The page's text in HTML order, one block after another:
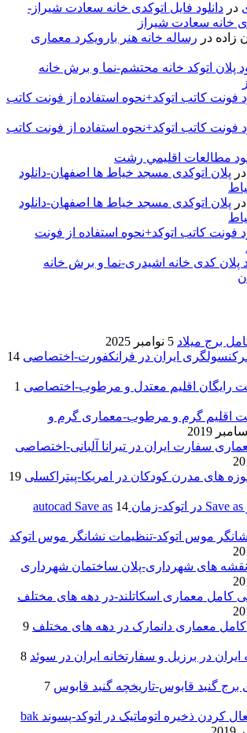
در دانلود فایل اتوکدی خانه سعادت شیراز-
خانه سعادت شیراز
زاده در رساله خانه هنر بارویکرد معماری
پلان اتوکد خانه محتشم-نما و برش خانه
فونت کاتب اتوکد+نحوه استفاده از فونت کاتب
فونت کاتب اتوکد+نحوه استفاده از فونت کاتب
مطالعات اقليمي رشت
در پلان اتوکدی مسجد خیاط ها اصفهان-دانلود
در پلان اتوکدی مسجد خیاط ها اصفهان-دانلود
فونت کاتب اتوکد+نحوه استفاده از فونت
پلان کدی خانه اشیدری-نما و برش خانه
برج میلاد 5 نوامبر 2025
ایران در فرانکفورت-اختصاصی 14
رایگان اقلیم معتدل و مرطوب-اختصاصی 1
اقلیم گرم و مرطوب-معماری گرم و
سفارت ایران در تیرانا آلبانی-اختصاصی
های مدرن کودکان در امریکا-پیتراکسلی 19
14
موس اتوکد-تنظیمات نشانگر موس اتوکد
نقشه های شهرداری-پلان ساختمان شهرداری
کامل معماری اسکاتلند-در دهه های مختلف
معماری دانمارک در دهه های مختلف 9
ایران در برزیل و سفارتخانه ایران در سوئد 8
برج گنبد قابوس-تاریخچه گنبد قابوس 7
فعال یا غیر فعال کردن ذخیره اتوماتیک در اتوکد-پسوند bak